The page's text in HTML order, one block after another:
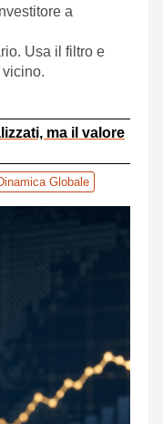
a
Usa il filtro e
ma il valore
Globale